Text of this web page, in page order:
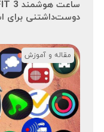
دوست‌داشتنی برای
مقاله و آموزش